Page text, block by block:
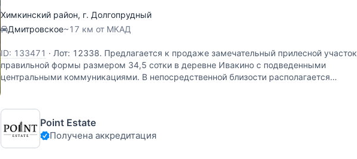
Химкинский район, г. Долгопрудный
Дмитровское~17 км от МКАД
ID: 133471 · Лот: 12338. Предлагается к продаже замечательный прилесной участок
правильной формы размером 34,5 сотки в деревне Ивакино с подведенными
центральными коммуникациями. В непосредственной близости располагается
Point Estate
Получена аккредитация